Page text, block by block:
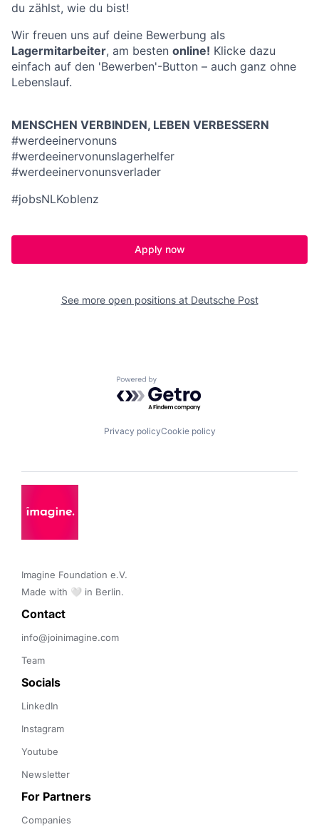
du zählst, wie du bist!
Wir freuen uns auf deine Bewerbung als
Lagermitarbeiter, am besten online! Klicke dazu
einfach auf den 'Bewerben'-Button – auch ganz ohne
Lebenslauf.
MENSCHEN VERBINDEN, LEBEN VERBESSERN
#werdeeinervonuns
#werdeeinervonunslagerhelfer
#werdeeinervonunsverlader
#jobsNLKoblenz
Apply now
See more open positions at Deutsche Post
Powered by Getro.com
Privacy policyCookie policy
Imagine Foundation e.V.
Made with 🤍 in Berlin.
Contact
info@joinimagine.com
Team
Socials
LinkedIn
Instagram
Youtube
Newsletter
For Partners
Companies